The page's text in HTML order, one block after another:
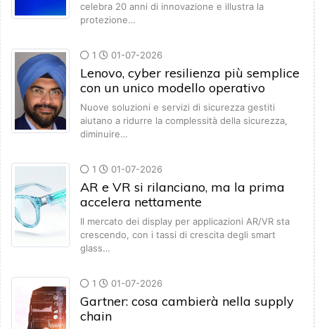
celebra 20 anni di innovazione e illustra la
protezione…
1 01-07-2026
Lenovo, cyber resilienza più semplice
con un unico modello operativo
Nuove soluzioni e servizi di sicurezza gestiti
aiutano a ridurre la complessità della sicurezza,
diminuire…
1 01-07-2026
AR e VR si rilanciano, ma la prima
accelera nettamente
Il mercato dei display per applicazioni AR/VR sta
crescendo, con i tassi di crescita degli smart
glass…
1 01-07-2026
Gartner: cosa cambierà nella supply
chain